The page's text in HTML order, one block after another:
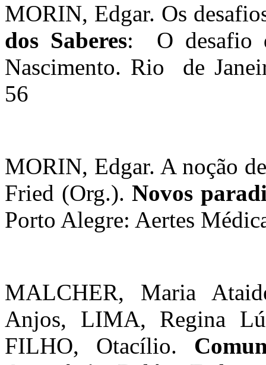
MORIN, Edgar. Os
dos Saberes:
O desafio
Nascimento. Rio
de
56
MORIN, Edgar. A noção
Fried (Org.).Novos
Porto Alegre: Aertes
MALCHER, Maria
Anjos, LIMA, Regina
FILHO, Otacílio.